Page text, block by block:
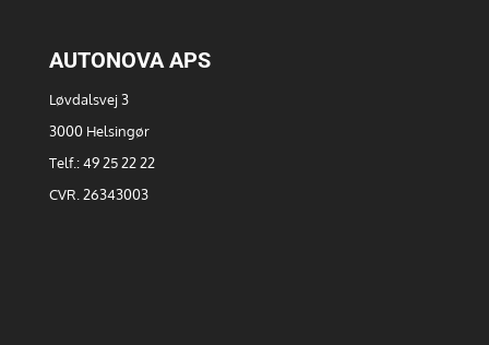
AUTONOVA APS
Løvdalsvej 3
3000 Helsingør
Telf.: 49 25 22 22
CVR. 26343003